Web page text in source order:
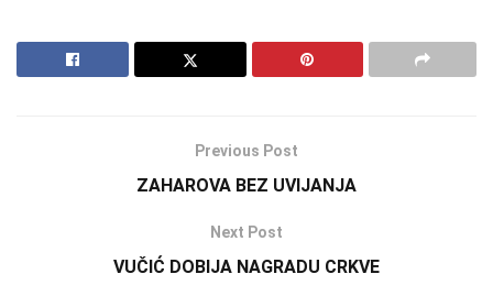
Previous Post
ZAHAROVA BEZ UVIJANJA
Next Post
VUČIĆ DOBIJA NAGRADU CRKVE